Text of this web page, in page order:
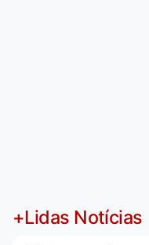
+Lidas Notícias